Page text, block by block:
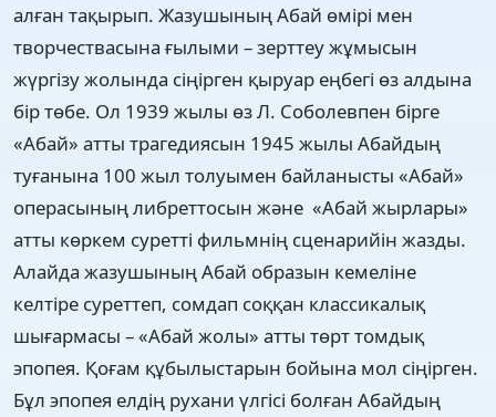
алған тақырып. Жазушының Абай өмірі мен
творчествасына ғылыми – зерттеу жұмысын
жүргізу жолында сіңірген қыруар еңбегі өз алдына
бір төбе. Ол 1939 жылы өз Л. Соболевпен бірге
«Абай» атты трагедиясын 1945 жылы Абайдың
туғанына 100 жыл толуымен байланысты «Абай»
операсының либреттосын және «Абай жырлары»
атты көркем суретті фильмнің сценарийін жазды.
Алайда жазушының Абай образын кемеліне
келтіре суреттеп, сомдап соққан классикалық
шығармасы – «Абай жолы» атты төрт томдық
эпопея. Қоғам құбылыстарын бойына мол сіңірген.
Бұл эпопея елдің рухани үлгісі болған Абайдың